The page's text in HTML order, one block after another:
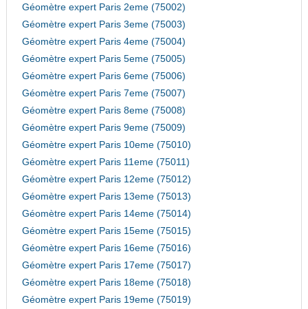
Géomètre expert Paris 2eme (75002)
Géomètre expert Paris 3eme (75003)
Géomètre expert Paris 4eme (75004)
Géomètre expert Paris 5eme (75005)
Géomètre expert Paris 6eme (75006)
Géomètre expert Paris 7eme (75007)
Géomètre expert Paris 8eme (75008)
Géomètre expert Paris 9eme (75009)
Géomètre expert Paris 10eme (75010)
Géomètre expert Paris 11eme (75011)
Géomètre expert Paris 12eme (75012)
Géomètre expert Paris 13eme (75013)
Géomètre expert Paris 14eme (75014)
Géomètre expert Paris 15eme (75015)
Géomètre expert Paris 16eme (75016)
Géomètre expert Paris 17eme (75017)
Géomètre expert Paris 18eme (75018)
Géomètre expert Paris 19eme (75019)